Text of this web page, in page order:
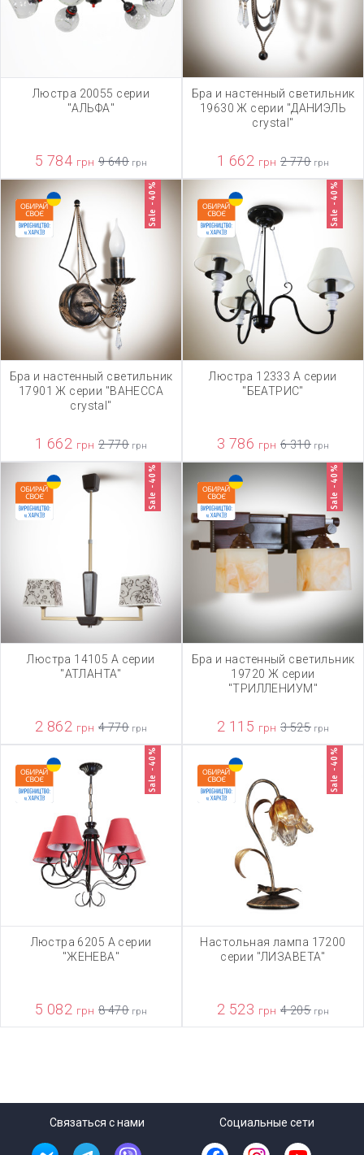
Люстра 20055 серии
"АЛЬФА"
5 784 грн 9 640 грн
Бра и настенный светильник
19630 Ж серии "ДАНИЭЛЬ
crystal"
1 662 грн 2 770 грн
Sale -40%
Бра и настенный светильник
17901 Ж серии "ВАНЕССА
crystal"
1 662 грн 2 770 грн
Sale -40%
Люстра 12333 А серии
"БЕАТРИС"
3 786 грн 6 310 грн
Sale -40%
Люстра 14105 А серии
"АТЛАНТА"
2 862 грн 4 770 грн
Sale -40%
Бра и настенный светильник
19720 Ж серии
"ТРИЛЛЕНИУМ"
2 115 грн 3 525 грн
Sale -40%
Люстра 6205 А серии
"ЖЕНЕВА"
5 082 грн 8 470 грн
Sale -40%
Настольная лампа 17200
серии "ЛИЗАВЕТА"
2 523 грн 4 205 грн
Связаться с нами Социальные сети